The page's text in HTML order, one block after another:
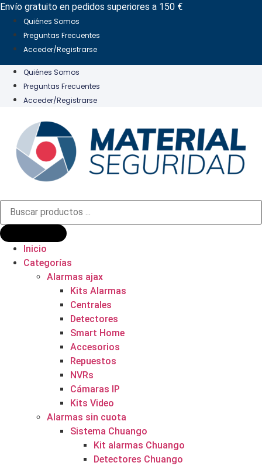
Ir
contenido
Envío gratuito en pedidos superiores a 150 €
Quiénes Somos
Preguntas Frecuentes
Acceder/Registrarse
Quiénes Somos
Preguntas Frecuentes
Acceder/Registrarse
Búsqueda
productos
Inicio
Categorías
Alarmas ajax
Kits Alarmas
Centrales
Detectores
Smart Home
Accesorios
Repuestos
NVRs
Cámaras IP
Kits Video
Alarmas sin cuota
Sistema Chuango
Kit alarmas Chuango
Detectores Chuango